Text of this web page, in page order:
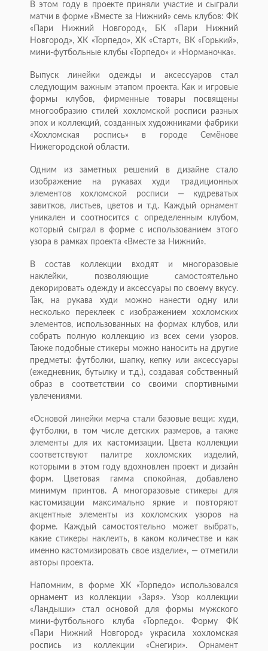
В этом году в проекте приняли участие и сыграли
матчи в форме «Вместе за Нижний» семь клубов: ФК
«Пари Нижний Новгород», БК «Пари Нижний
Новгород», ХК «Торпедо», ХК «Старт», ВК «Горький»,
мини-футбольные клубы «Торпедо» и «Норманочка».
Выпуск линейки одежды и аксессуаров стал
следующим важным этапом проекта. Как и игровые
формы клубов, фирменные товары посвящены
многообразию стилей хохломской росписи разных
эпох и коллекций, созданных художниками фабрики
«Хохломская роспись» в городе Семёнове
Нижегородской области.
Одним из заметных решений в дизайне стало
изображение на рукавах худи традиционных
элементов хохломской росписи — кудреватых
завитков, листьев, цветов и т.д. Каждый орнамент
уникален и соотносится с определенным клубом,
который сыграл в форме с использованием этого
узора в рамках проекта «Вместе за Нижний».
В состав коллекции входят и многоразовые
наклейки, позволяющие самостоятельно
декорировать одежду и аксессуары по своему вкусу.
Так, на рукава худи можно нанести одну или
несколько переклеек с изображением хохломских
элементов, использованных на формах клубов, или
собрать полную коллекцию из всех семи узоров.
Также подобные стикеры можно наносить на другие
предметы: футболки, шапку, кепку или аксессуары
(ежедневник, бутылку и т.д.), создавая собственный
образ в соответствии со своими спортивными
увлечениями.
«Основой линейки мерча стали базовые вещи: худи,
футболки, в том числе детских размеров, а также
элементы для их кастомизации. Цвета коллекции
соответствуют палитре хохломских изделий,
которыми в этом году вдохновлен проект и дизайн
форм. Цветовая гамма спокойная, добавлено
минимум принтов. А многоразовые стикеры для
кастомизации максимально яркие и повторяют
акцентные элементы из хохломских узоров на
форме. Каждый самостоятельно может выбрать,
какие стикеры наклеить, в каком количестве и как
именно кастомизировать свое изделие», — отметили
авторы проекта.
Напомним, в форме ХК «Торпедо» использовался
орнамент из коллекции «Заря». Узор коллекции
«Ландыши» стал основой для формы мужского
мини-футбольного клуба «Торпедо». Форму ФК
«Пари Нижний Новгород» украсила хохломская
роспись из коллекции «Снегири». Орнамент